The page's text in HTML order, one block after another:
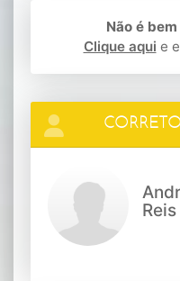
Não é
Clique aqui e
Reis